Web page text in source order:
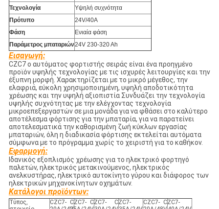
Τεχνολογία
Υψηλή συχνότητα
Πρότυπο
24V/40A
Φάση
Ενιαία φάση
Παράμετρος μπαταριών24V 230-320 Ah
Εισαγωγή:
CZC7 ο αυτόματος φορτιστής σειράς είναι ένα προηγμένο
προϊόν υψηλής τεχνολογίας με τις ισχυρές λειτουργίες και την
έξυπνη μορφή. Χαρακτηρίζεται με το μικρό μέγεθος, την
ελαφριά, εύκολη χρησιμοποιημένη, υψηλή αποδοτικότητα
χρέωσης και την υψηλή αξιοπιστία Συνδυάζει την τεχνολογία
υψηλής συχνότητας με την ελέγχοντας τεχνολογία
μικροεπεξεργαστών σε μια μονάδα για να φθάσει στο καλύτερο
αποτέλεσμα φόρτισης για την μπαταρία, για να παρατείνει
αποτελεσματικά την καθορισμένη ζωή κύκλων εργασίας
μπαταριών, όλη η διαδικασία φόρτισης εκτελείται αυτόματα
σύμφωνα με το πρόγραμμα χωρίς το χειριστή για το καθήκον.
Εφαρμογή:
Ιδανικός εξοπλισμός χρέωσης για το ηλεκτρικό φορτηγό
παλετών, ηλεκτρικός μετακινούμενος, ηλεκτρικός
ανελκυστήρας, ηλεκτρικό αυτοκίνητο γύρου και διάφορος των
ηλεκτρικών μηχανοκίνητων οχημάτων.
Κατάλογοι προϊόντων:
Τύπος,
CZC7- CZC7-
CZC7-
CZC7-
CZC7- CZC7-